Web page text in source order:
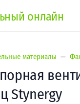
онлайн
материалы
Stynergy